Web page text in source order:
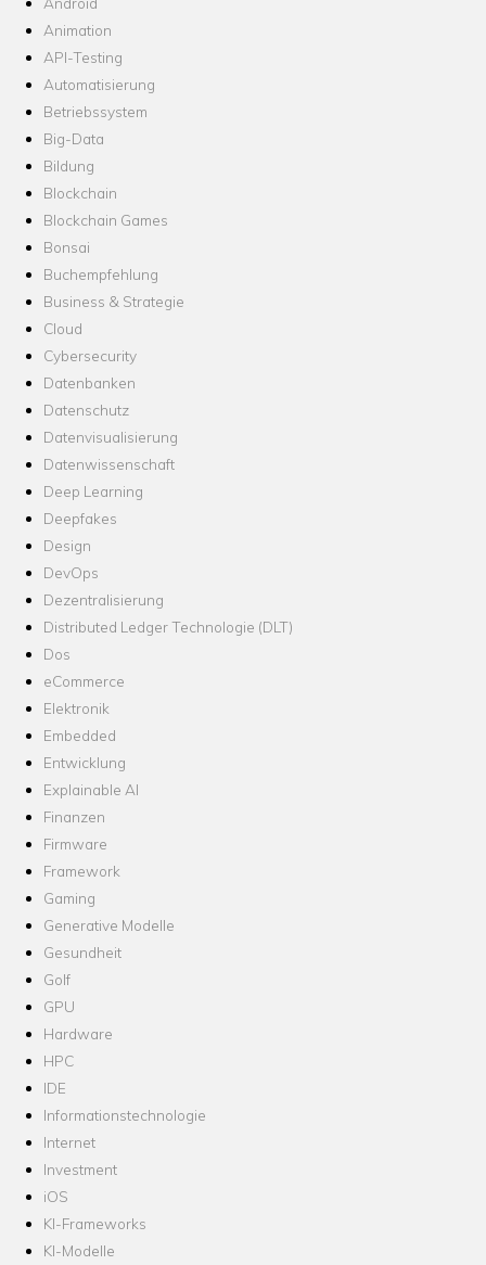
Animation
API-Testing
Automatisierung
Betriebssystem
Big-Data
Bildung
Blockchain
Blockchain Games
Bonsai
Buchempfehlung
Business & Strategie
Cloud
Cybersecurity
Datenbanken
Datenschutz
Datenvisualisierung
Datenwissenschaft
Deep Learning
Deepfakes
Design
DevOps
Dezentralisierung
Distributed Ledger Technologie (DLT)
Dos
eCommerce
Elektronik
Embedded
Entwicklung
Explainable AI
Finanzen
Firmware
Framework
Gaming
Generative Modelle
Gesundheit
Golf
GPU
Hardware
HPC
IDE
Informationstechnologie
Internet
Investment
iOS
KI-Frameworks
KI-Modelle